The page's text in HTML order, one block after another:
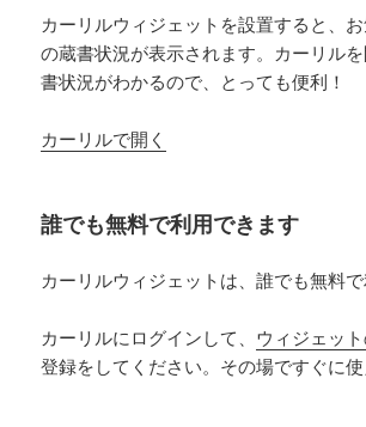
カーリルウィジェットを設置すると、
の蔵書状況が表示されます。カーリル
書状況がわかるので、とっても便利！
カーリルで開く
誰でも無料で利用できます
カーリルウィジェットは、誰でも無料で
カーリルにログインして、 ウィジェッ
登録をしてください。その場ですぐに使